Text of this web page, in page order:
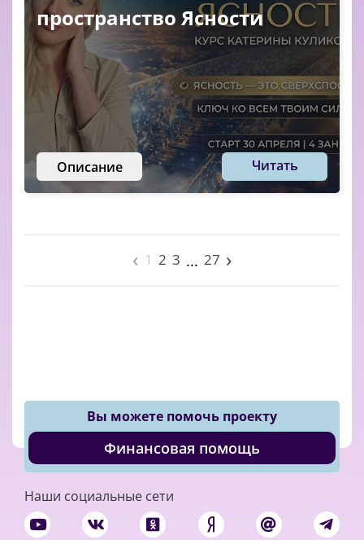
пространство Ясности
Описание Читать
‹ 1 2 3 ... 27 ›
Вы можете помочь проекту
Финансовая помощь
Наши социальные сети